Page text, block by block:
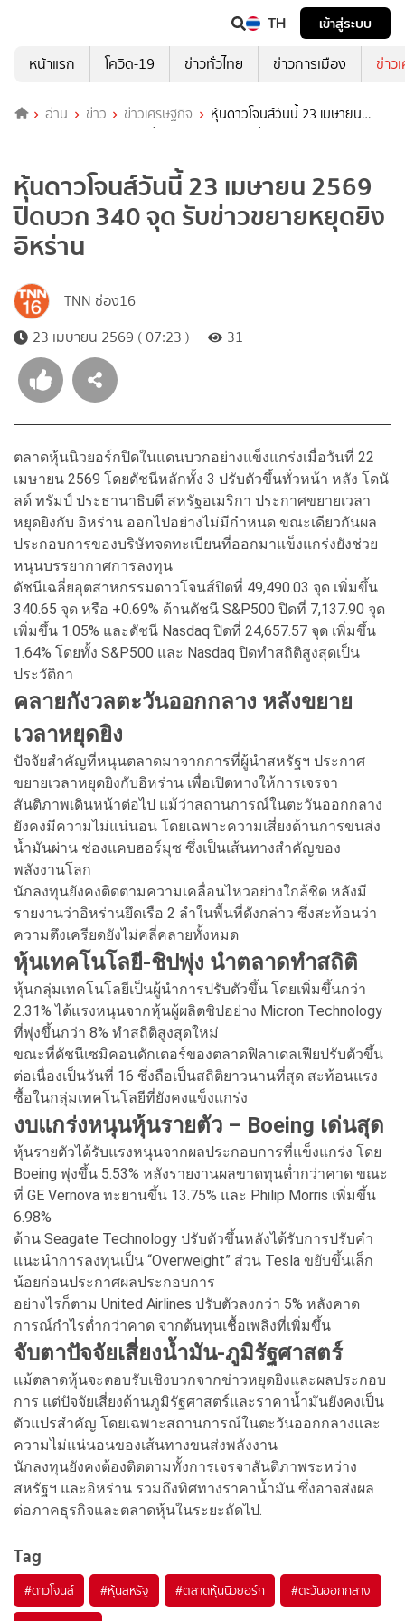
TH
เข้าสู่ระบบ
หน้าแรก
โควิด-19 ข่าวทั่วไทย ข่าวการเมือง ข่าว
อ่าน ข่าว ข่าวเศรษฐกิจ
หุ้นดาวโจนส์วันนี้ 23 เมษายน
2569 ปิดบวก 340 จุด รับข่าวขยายหยุดยิงอิหร่าน
หุ้นดาวโจนส์วันนี้ 23 เมษายน 2569
ปิดบวก 340 จุด รับข่าวขยายหยุดยิง
อิหร่าน
TNN ช่อง16
23 เมษายน 2569 ( 07:23 )
31
ตลาดหุ้นนิวยอร์กปิดในแดนบวกอย่างแข็งแกร่งเมื่อวันที่ 22
เมษายน 2569 โดยดัชนีหลักทั้ง 3 ปรับตัวขึ้นทั่วหน้า หลัง โดนั
ลด์ ทรัมป์ ประธานาธิบดี สหรัฐอเมริกา ประกาศขยายเวลา
หยุดยิงกับ อิหร่าน ออกไปอย่างไม่มีกำหนด ขณะเดียวกันผล
ประกอบการของบริษัทจดทะเบียนที่ออกมาแข็งแกร่งยังช่วย
หนุนบรรยากาศการลงทุน
ดัชนีเฉลี่ยอุตสาหกรรมดาวโจนส์ปิดที่ 49,490.03 จุด เพิ่มขึ้น
340.65 จุด หรือ +0.69% ด้านดัชนี S&P500 ปิดที่ 7,137.90 จุด
เพิ่มขึ้น 1.05% และดัชนี Nasdaq ปิดที่ 24,657.57 จุด เพิ่มขึ้น
1.64% โดยทั้ง S&P500 และ Nasdaq ปิดทำสถิติสูงสุดเป็น
ประวัติกา
คลายกังวลตะวันออกกลาง หลังขยาย
เวลาหยุดยิง
ปัจจัยสำคัญที่หนุนตลาดมาจากการที่ผู้นำสหรัฐฯ ประกาศ
ขยายเวลาหยุดยิงกับอิหร่าน เพื่อเปิดทางให้การเจรจา
สันติภาพเดินหน้าต่อไป แม้ว่าสถานการณ์ในตะวันออกกลาง
ยังคงมีความไม่แน่นอน โดยเฉพาะความเสี่ยงด้านการขนส่ง
น้ำมันผ่าน ช่องแคบฮอร์มุซ ซึ่งเป็นเส้นทางสำคัญของ
พลังงานโลก
นักลงทุนยังคงติดตามความเคลื่อนไหวอย่างใกล้ชิด หลังมี
รายงานว่าอิหร่านยึดเรือ 2 ลำในพื้นที่ดังกล่าว ซึ่งสะท้อนว่า
ความตึงเครียดยังไม่คลี่คลายทั้งหมด
หุ้นเทคโนโลยี-ชิปพุ่ง นำตลาดทำสถิติ
หุ้นกลุ่มเทคโนโลยีเป็นผู้นำการปรับตัวขึ้น โดยเพิ่มขึ้นกว่า
2.31% ได้แรงหนุนจากหุ้นผู้ผลิตชิปอย่าง Micron Technology
ที่พุ่งขึ้นกว่า 8% ทำสถิติสูงสุดใหม่
ขณะที่ดัชนีเซมิคอนดักเตอร์ของตลาดฟิลาเดลเฟียปรับตัวขึ้น
ต่อเนื่องเป็นวันที่ 16 ซึ่งถือเป็นสถิติยาวนานที่สุด สะท้อนแรง
ซื้อในกลุ่มเทคโนโลยีที่ยังคงแข็งแกร่ง
งบแกร่งหนุนหุ้นรายตัว – Boeing เด่นสุด
หุ้นรายตัวได้รับแรงหนุนจากผลประกอบการที่แข็งแกร่ง โดย
Boeing พุ่งขึ้น 5.53% หลังรายงานผลขาดทุนต่ำกว่าคาด ขณะ
ที่ GE Vernova ทะยานขึ้น 13.75% และ Philip Morris เพิ่มขึ้น
6.98%
ด้าน Seagate Technology ปรับตัวขึ้นหลังได้รับการปรับคำ
แนะนำการลงทุนเป็น “Overweight” ส่วน Tesla ขยับขึ้นเล็ก
น้อยก่อนประกาศผลประกอบการ
อย่างไรก็ตาม United Airlines ปรับตัวลงกว่า 5% หลังคาด
การณ์กำไรต่ำกว่าคาด จากต้นทุนเชื้อเพลิงที่เพิ่มขึ้น
จับตาปัจจัยเสี่ยงน้ำมัน-ภูมิรัฐศาสตร์
แม้ตลาดหุ้นจะตอบรับเชิงบวกจากข่าวหยุดยิงและผลประกอบ
การ แต่ปัจจัยเสี่ยงด้านภูมิรัฐศาสตร์และราคาน้ำมันยังคงเป็น
ตัวแปรสำคัญ โดยเฉพาะสถานการณ์ในตะวันออกกลางและ
ความไม่แน่นอนของเส้นทางขนส่งพลังงาน
นักลงทุนยังคงต้องติดตามทั้งการเจรจาสันติภาพระหว่าง
สหรัฐฯ และอิหร่าน รวมถึงทิศทางราคาน้ำมัน ซึ่งอาจส่งผล
ต่อภาคธุรกิจและตลาดหุ้นในระยะถัดไป.
Tag
#ดาวโจนส์ #หุ้นสหรัฐ #ตลาดหุ้นนิวยอร์ก #ตะวันออกกลาง